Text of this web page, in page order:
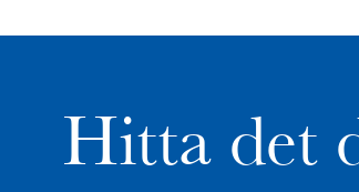
Hitta det